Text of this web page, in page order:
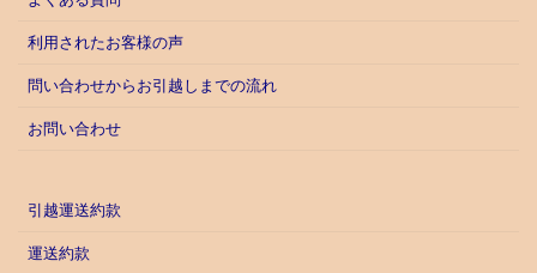
利用されたお客様の声
問い合わせからお引越しまでの流れ
お問い合わせ
引越運送約款
運送約款